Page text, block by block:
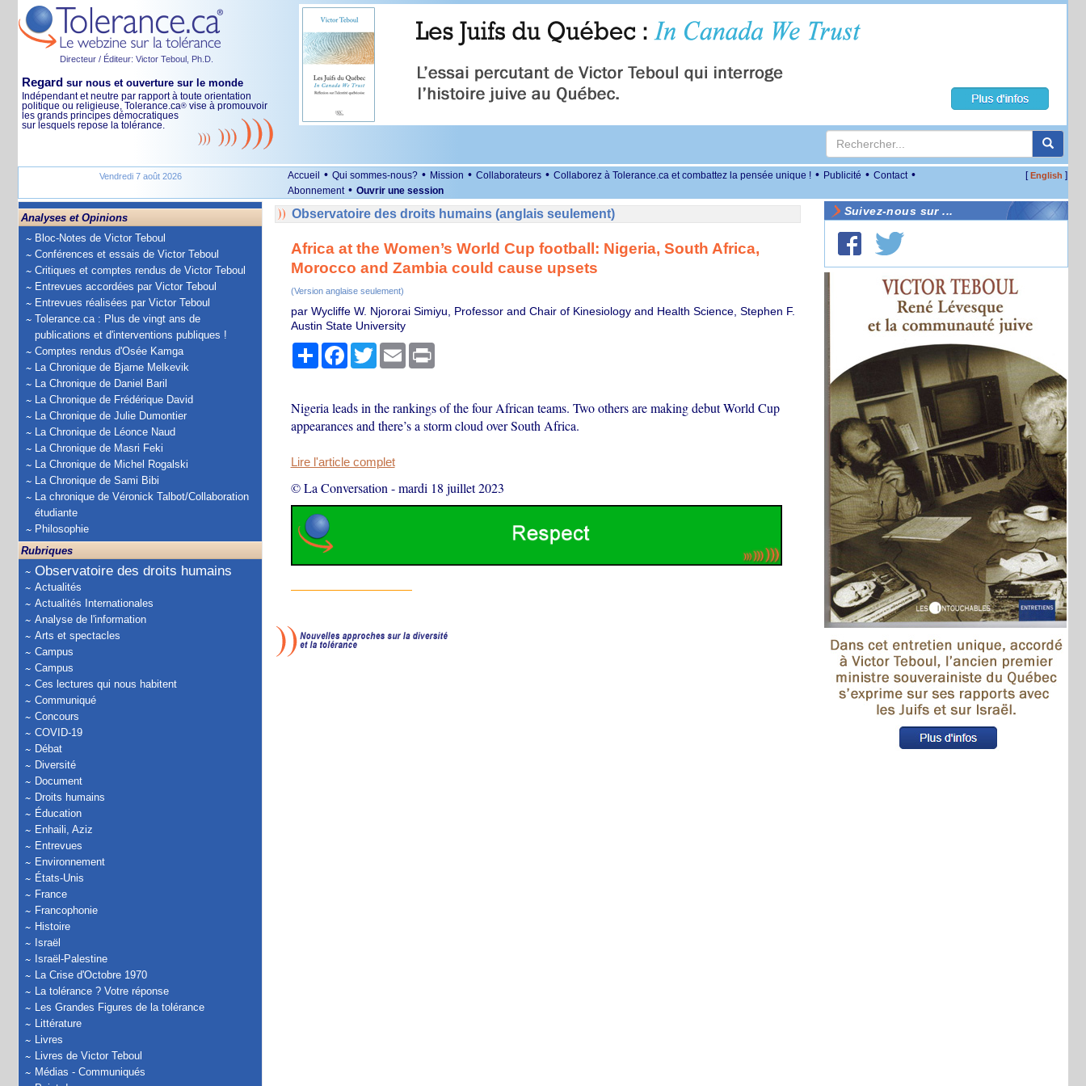
Directeur / Éditeur: Victor Teboul, Ph.D.
Regard sur nous et ouverture sur le monde
Indépendant et neutre par rapport à toute orientation
politique ou religieuse, Tolerance.ca® vise à promouvoir
les grands principes démocratiques
sur lesquels repose la tolérance.
Vendredi 7 août 2026 Accueil • Qui sommes-nous? • Mission • Collaborateurs • Collaborez à Tolerance.ca et combattez la pensée unique ! • Publicité • Contact •
Abonnement • Ouvrir une session
[English ]
Analyses et Opinions
Bloc-Notes de Victor Teboul
Conférences et essais de Victor Teboul
Critiques et comptes rendus de Victor Teboul
Entrevues accordées par Victor Teboul
Entrevues réalisées par Victor Teboul
Tolerance.ca : Plus de vingt ans de
publications et d'interventions publiques !
Comptes rendus d'Osée Kamga
La Chronique de Bjarne Melkevik
La Chronique de Daniel Baril
La Chronique de Frédérique David
La Chronique de Julie Dumontier
La Chronique de Léonce Naud
La Chronique de Masri Feki
La Chronique de Michel Rogalski
La Chronique de Sami Bibi
La chronique de Véronick Talbot/Collaboration
étudiante
Philosophie
Rubriques
Observatoire des droits humains
Actualités
Actualités Internationales
Analyse de l'information
Arts et spectacles
Campus
Campus
Ces lectures qui nous habitent
Communiqué
Concours
COVID-19
Débat
Diversité
Document
Droits humains
Éducation
Enhaili, Aziz
Entrevues
Environnement
États-Unis
France
Francophonie
Histoire
Israël
Israël-Palestine
La Crise d'Octobre 1970
La tolérance ? Votre réponse
Les Grandes Figures de la tolérance
Littérature
Livres
Livres de Victor Teboul
Médias - Communiqués
Observatoire des droits humains (anglais seulement)
Africa at the Women’s World Cup football: Nigeria, South Africa,
Morocco and Zambia could cause upsets
(Version anglaise seulement)
par Wycliffe W. Njororai Simiyu, Professor and Chair of Kinesiology and Health Science, Stephen F.
Austin State University
PartagerFacebook
TwitterEmail Print
Nigeria leads in the rankings of the four African teams. Two others are making debut World Cup
appearances and there’s a storm cloud over South Africa.
Lire l'article complet
© La Conversation -mardi 18 juillet 2023
Suivez-nous sur ...